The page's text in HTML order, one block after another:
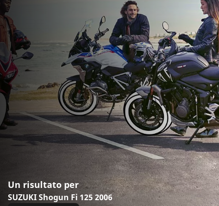
Un risultato per
SUZUKI Shogun Fi 125 2006